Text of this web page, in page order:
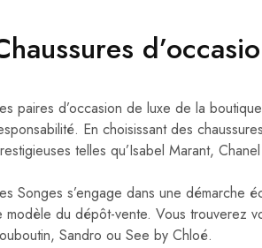
paires d’occasion de luxe de la
En choisissant des
telles qu’Isabel Marant,
Songes s’engage dans une démarche
modèle du dépôt-vente. Vous trouverez
Sandro ou See by Chloé.